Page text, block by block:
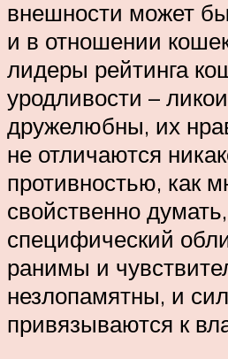
внешности может
и в отношении
лидеры рейтинга
уродливости –
дружелюбны, их
не отличаются
противностью, как
свойственно
специфический
ранимы и
незлопамятны, и
привязываются к